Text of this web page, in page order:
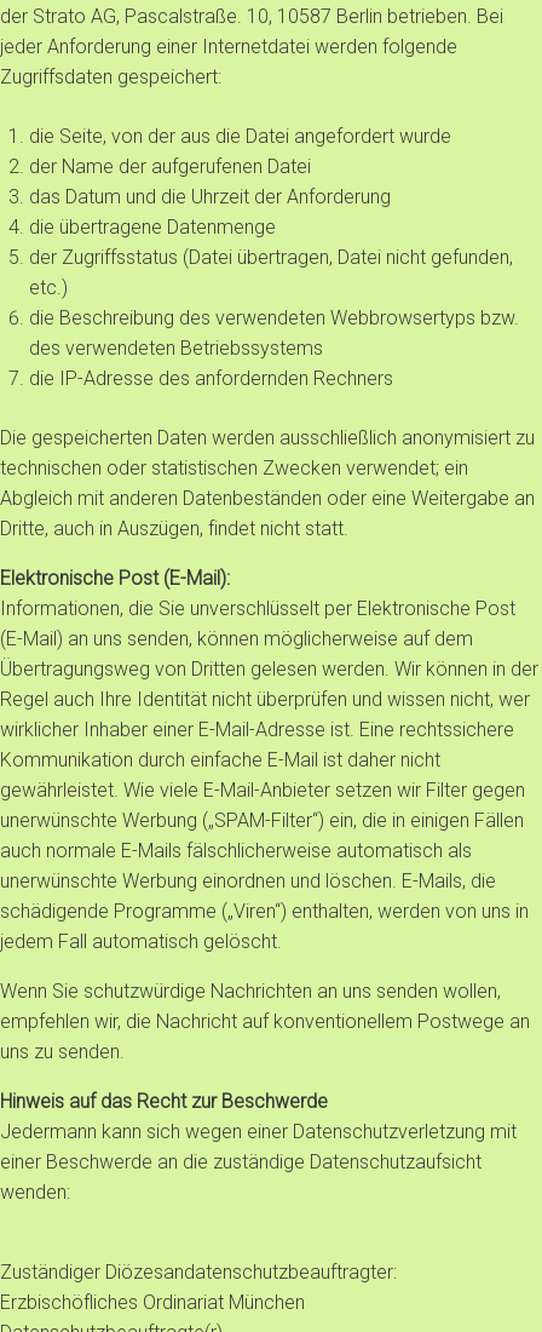
der Strato AG, Pascalstraße. 10, 10587 Berlin betrieben. Bei
jeder Anforderung einer Internetdatei werden folgende
Zugriffsdaten gespeichert:
die Seite, von der aus die Datei angefordert wurde
der Name der aufgerufenen Datei
das Datum und die Uhrzeit der Anforderung
die übertragene Datenmenge
der Zugriffsstatus (Datei übertragen, Datei nicht gefunden,
etc.)
die Beschreibung des verwendeten Webbrowsertyps bzw.
des verwendeten Betriebssystems
die IP-Adresse des anfordernden Rechners
Die gespeicherten Daten werden ausschließlich anonymisiert zu
technischen oder statistischen Zwecken verwendet; ein
Abgleich mit anderen Datenbeständen oder eine Weitergabe an
Dritte, auch in Auszügen, findet nicht statt.
Elektronische Post (E-Mail):
Informationen, die Sie unverschlüsselt per Elektronische Post
(E-Mail) an uns senden, können möglicherweise auf dem
Übertragungsweg von Dritten gelesen werden. Wir können in der
Regel auch Ihre Identität nicht überprüfen und wissen nicht, wer
wirklicher Inhaber einer E-Mail-Adresse ist. Eine rechtssichere
Kommunikation durch einfache E-Mail ist daher nicht
gewährleistet. Wie viele E-Mail-Anbieter setzen wir Filter gegen
unerwünschte Werbung („SPAM-Filter“) ein, die in einigen Fällen
auch normale E-Mails fälschlicherweise automatisch als
unerwünschte Werbung einordnen und löschen. E-Mails, die
schädigende Programme („Viren“) enthalten, werden von uns in
jedem Fall automatisch gelöscht.
Wenn Sie schutzwürdige Nachrichten an uns senden wollen,
empfehlen wir, die Nachricht auf konventionellem Postwege an
uns zu senden.
Hinweis auf das Recht zur Beschwerde
Jedermann kann sich wegen einer Datenschutzverletzung mit
einer Beschwerde an die zuständige Datenschutzaufsicht
wenden:
Zuständiger Diözesandatenschutzbeauftragter:
Erzbischöfliches Ordinariat München